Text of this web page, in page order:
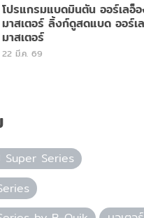
โปรแกรมแบดมินตัน ออร์เลอ็
มาสเตอร์ ลิ้งก์ดูสดแบด ออร์เ
มาสเตอร์
22 มี.ค. 69
Series